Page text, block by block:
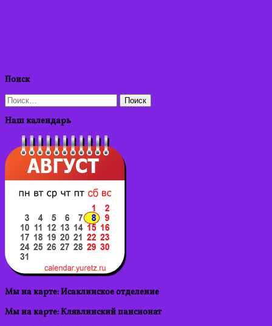
Поиск
Найти:
Наш календарь
Мы на карте: Исаклинское отделение
Мы на карте: Клявлинский пансионат